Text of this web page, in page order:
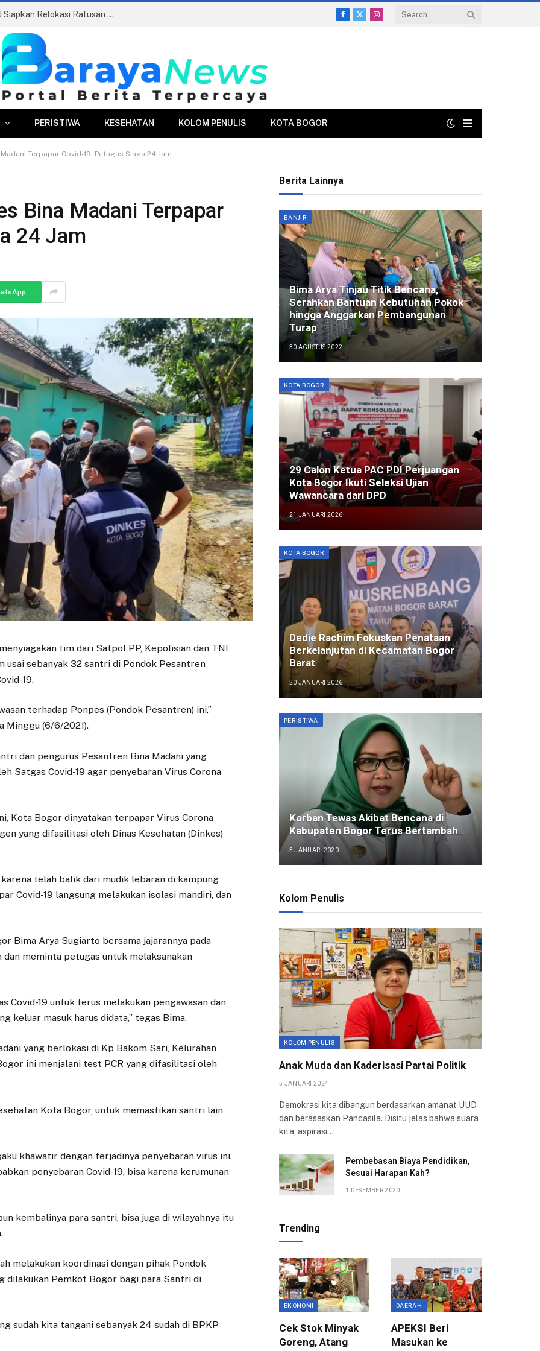
Pasar Merdeka Segera Beroperasi, PPJ Siapkan Relokasi Ratusan Pedagang dan PKL
Facebook
X
Instagram
PERISTIWA KESEHATAN KOLOM PENULIS KOTA BOGOR
Terpapar Covid-19, Petugas Siaga 24 Jam
Bina Madani Terpapar
24 Jam
tim dari Satpol PP, Kepolisian dan TNI
usai sebanyak 32 santri di Pondok Pesantren
19.
terhadap Ponpes (Pondok Pesantren) ini,”
Minggu (6/6/2021).
dan pengurus Pesantren Bina Madani yang
Satgas Covid-19 agar penyebaran Virus Corona
Kota Bogor dinyatakan terpapar Virus Corona
yang difasilitasi oleh Dinas Kesehatan (Dinkes)
telah balik dari mudik lebaran di kampung
Covid-19 langsung melakukan isolasi mandiri, dan
Bima Arya Sugiarto bersama jajarannya pada
meminta petugas untuk melaksanakan
Covid-19 untuk terus melakukan pengawasan dan
keluar masuk harus didata,” tegas Bima.
yang berlokasi di Kp Bakom Sari, Kelurahan
ini menjalani test PCR yang difasilitasi oleh
Kota Bogor, untuk memastikan santri lain
khawatir dengan terjadinya penyebaran virus ini.
penyebaran Covid-19, bisa karena kerumunan
kembalinya para santri, bisa juga di wilayahnya itu
melakukan koordinasi dengan pihak Pondok
dilakukan Pemkot Bogor bagi para Santri di
sudah kita tangani sebanyak 24 sudah di BPKP
Berita Lainnya
BANJIR
Bima Arya Tinjau Titik Bencana,
Serahkan Bantuan Kebutuhan Pokok
hingga Anggarkan Pembangunan
Turap
30 AGUSTUS 2022
KOTA BOGOR
29 Calon Ketua PAC PDI Perjuangan
Kota Bogor Ikuti Seleksi Ujian
Wawancara dari DPD
21 JANUARI 2026
KOTA BOGOR
Dedie Rachim Fokuskan Penataan
Berkelanjutan di Kecamatan Bogor
Barat
20 JANUARI 2026
PERISTIWA
Korban Tewas Akibat Bencana di
Kabupaten Bogor Terus Bertambah
3 JANUARI 2020
Kolom Penulis
KOLOM PENULIS
Anak Muda dan Kaderisasi Partai Politik
5 JANUARI 2024
Demokrasi kita dibangun berdasarkan amanat UUD
dan berasaskan Pancasila. Disitu jelas bahwa suara
kita, aspirasi…
Pembebasan Biaya Pendidikan,
Sesuai Harapan Kah?
1 DESEMBER 2020
Trending
Adityawarman:
Direksi Baru
EKONOMI
Cek Stok Minyak
Goreng, Atang
DAERAH
APEKSI Beri
Masukan ke